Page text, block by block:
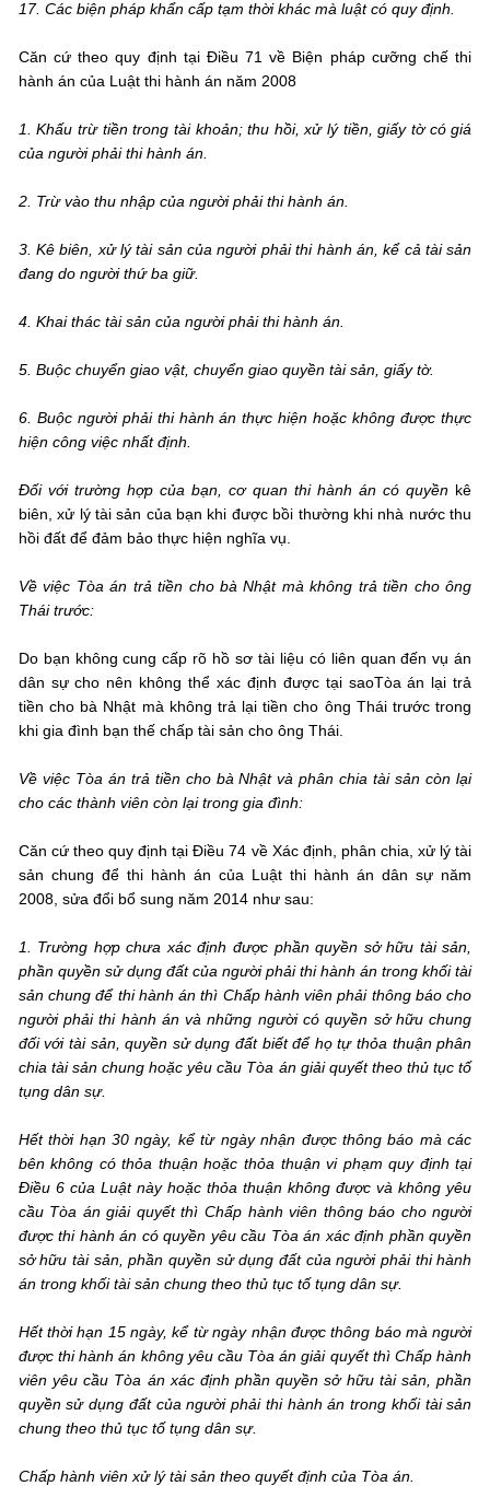
17. Các biện pháp khẩn cấp tạm thời khác mà luật có quy định.
Căn cứ theo quy định tại Điều 71 về Biện pháp cưỡng chế thi
hành án của Luật thi hành án năm 2008
1. Khấu trừ tiền trong tài khoản; thu hồi, xử lý tiền, giấy tờ có giá
của người phải thi hành án.
2. Trừ vào thu nhập của người phải thi hành án.
3. Kê biên, xử lý tài sản của người phải thi hành án, kể cả tài sản
đang do người thứ ba giữ.
4. Khai thác tài sản của người phải thi hành án.
5. Buộc chuyển giao vật, chuyển giao quyền tài sản, giấy tờ.
6. Buộc người phải thi hành án thực hiện hoặc không được thực
hiện công việc nhất định.
Đối với trường hợp của bạn, cơ quan thi hành án có quyền kê
biên, xử lý tài sản của bạn khi được bồi thường khi nhà nước thu
hồi đất để đảm bảo thực hiện nghĩa vụ.
Về việc Tòa án trả tiền cho bà Nhật mà không trả tiền cho ông
Thái trước:
Do bạn không cung cấp rõ hồ sơ tài liệu có liên quan đến vụ án
dân sự cho nên không thể xác định được tại saoTòa án lại trả
tiền cho bà Nhật mà không trả lại tiền cho ông Thái trước trong
khi gia đình bạn thế chấp tài sản cho ông Thái.
Về việc Tòa án trả tiền cho bà Nhật và phân chia tài sản còn lại
cho các thành viên còn lại trong gia đình:
Căn cứ theo quy định tại Điều 74 về Xác định, phân chia, xử lý tài
sản chung để thi hành án của Luật thi hành án dân sự năm
2008, sửa đổi bổ sung năm 2014 như sau:
1. Trường hợp chưa xác định được phần quyền sở hữu tài sản,
phần quyền sử dụng đất của người phải thi hành án trong khối tài
sản chung để thi hành án thì Chấp hành viên phải thông báo cho
người phải thi hành án và những người có quyền sở hữu chung
đối với tài sản, quyền sử dụng đất biết để họ tự thỏa thuận phân
chia tài sản chung hoặc yêu cầu Tòa án giải quyết theo thủ tục tố
tụng dân sự.
Hết thời hạn 30 ngày, kể từ ngày nhận được thông báo mà các
bên không có thỏa thuận hoặc thỏa thuận vi phạm quy định tại
Điều 6 của Luật này hoặc thỏa thuận không được và không yêu
cầu Tòa án giải quyết thì Chấp hành viên thông báo cho người
được thi hành án có quyền yêu cầu Tòa án xác định phần quyền
sở hữu tài sản, phần quyền sử dụng đất của người phải thi hành
án trong khối tài sản chung theo thủ tục tố tụng dân sự.
Hết thời hạn 15 ngày, kể từ ngày nhận được thông báo mà người
được thi hành án không yêu cầu Tòa án giải quyết thì Chấp hành
viên yêu cầu Tòa án xác định phần quyền sở hữu tài sản, phần
quyền sử dụng đất của người phải thi hành án trong khối tài sản
chung theo thủ tục tố tụng dân sự.
Chấp hành viên xử lý tài sản theo quyết định của Tòa án.